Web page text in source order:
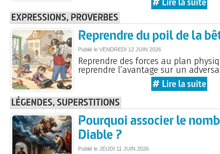
EXPRESSIONS, PROVERBES
Reprendre du poil de la
Publié le VENDREDI 12 JUIN 2026
Reprendre des forces au plan
reprendre l’avantage sur un
# Lire la suite
LÉGENDES, SUPERSTITIONS
Pourquoi associer le
Diable ?
Publié le JEUDI 11 JUIN 2026